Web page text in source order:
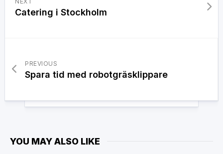
Catering i Stockholm
PREVIOUS
Spara tid med robotgräsklippare
YOU MAY ALSO LIKE